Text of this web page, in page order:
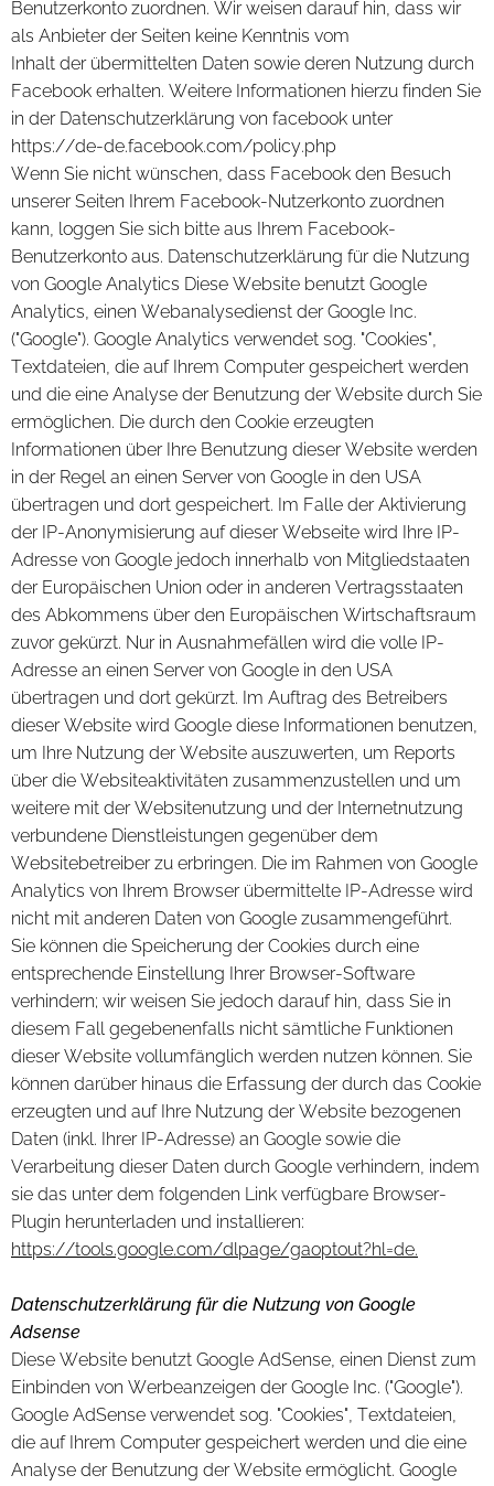
Benutzerkonto zuordnen. Wir weisen darauf hin, dass wir
als Anbieter der Seiten keine Kenntnis vom
Inhalt der übermittelten Daten sowie deren Nutzung durch
Facebook erhalten. Weitere Informationen hierzu finden Sie
in der Datenschutzerklärung von facebook unter
https://de-de.facebook.com/policy.php
Wenn Sie nicht wünschen, dass Facebook den Besuch
unserer Seiten Ihrem Facebook-Nutzerkonto zuordnen
kann, loggen Sie sich bitte aus Ihrem Facebook-
Benutzerkonto aus. Datenschutzerklärung für die Nutzung
von Google Analytics Diese Website benutzt Google
Analytics, einen Webanalysedienst der Google Inc.
("Google"). Google Analytics verwendet sog. "Cookies",
Textdateien, die auf Ihrem Computer gespeichert werden
und die eine Analyse der Benutzung der Website durch Sie
ermöglichen. Die durch den Cookie erzeugten
Informationen über Ihre Benutzung dieser Website werden
in der Regel an einen Server von Google in den USA
übertragen und dort gespeichert. Im Falle der Aktivierung
der IP-Anonymisierung auf dieser Webseite wird Ihre IP-
Adresse von Google jedoch innerhalb von Mitgliedstaaten
der Europäischen Union oder in anderen Vertragsstaaten
des Abkommens über den Europäischen Wirtschaftsraum
zuvor gekürzt. Nur in Ausnahmefällen wird die volle IP-
Adresse an einen Server von Google in den USA
übertragen und dort gekürzt. Im Auftrag des Betreibers
dieser Website wird Google diese Informationen benutzen,
um Ihre Nutzung der Website auszuwerten, um Reports
über die Websiteaktivitäten zusammenzustellen und um
weitere mit der Websitenutzung und der Internetnutzung
verbundene Dienstleistungen gegenüber dem
Websitebetreiber zu erbringen. Die im Rahmen von Google
Analytics von Ihrem Browser übermittelte IP-Adresse wird
nicht mit anderen Daten von Google zusammengeführt.
Sie können die Speicherung der Cookies durch eine
entsprechende Einstellung Ihrer Browser-Software
verhindern; wir weisen Sie jedoch darauf hin, dass Sie in
diesem Fall gegebenenfalls nicht sämtliche Funktionen
dieser Website vollumfänglich werden nutzen können. Sie
können darüber hinaus die Erfassung der durch das Cookie
erzeugten und auf Ihre Nutzung der Website bezogenen
Daten (inkl. Ihrer IP-Adresse) an Google sowie die
Verarbeitung dieser Daten durch Google verhindern, indem
sie das unter dem folgenden Link verfügbare Browser-
Plugin herunterladen und installieren:
https://tools.google.com/dlpage/gaoptout?hl=de.
Datenschutzerklärung für die Nutzung von Google
Adsense
Diese Website benutzt Google AdSense, einen Dienst zum
Einbinden von Werbeanzeigen der Google Inc. ("Google").
Google AdSense verwendet sog. "Cookies", Textdateien,
die auf Ihrem Computer gespeichert werden und die eine
Analyse der Benutzung der Website ermöglicht. Google